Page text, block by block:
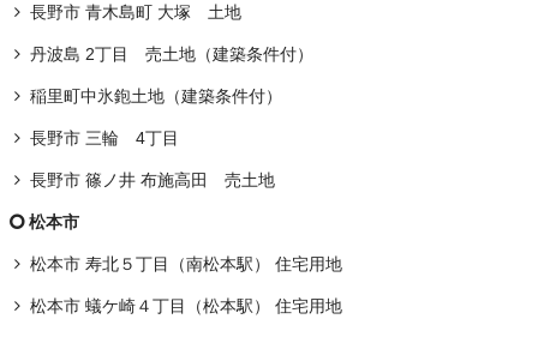
長野市 青木島町 大塚 土地
丹波島 2丁目 売土地（建築条件付）
稲里町中氷鉋土地（建築条件付）
長野市 三輪 4丁目
長野市 篠ノ井 布施高田 売土地
松本市
松本市 寿北５丁目（南松本駅） 住宅用地
松本市 蟻ケ崎４丁目（松本駅） 住宅用地